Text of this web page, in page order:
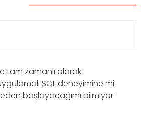
tam zamanlı olarak
SQL deneyimine mi
başlayacağımı bilmiyor